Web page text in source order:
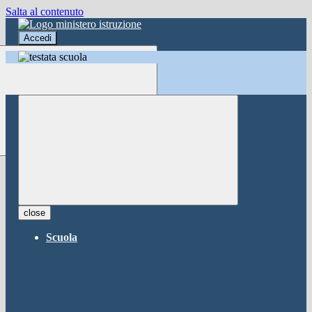
Salta al contenuto
Accedi
Accedi
button close ×
close
Scuola